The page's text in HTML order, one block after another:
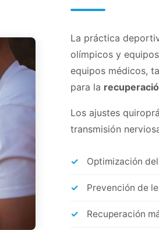
La práctica
olímpicos y
equipos médicos,
para la
Los ajustes
transmisión
Optimización
Prevención de
Recuperación